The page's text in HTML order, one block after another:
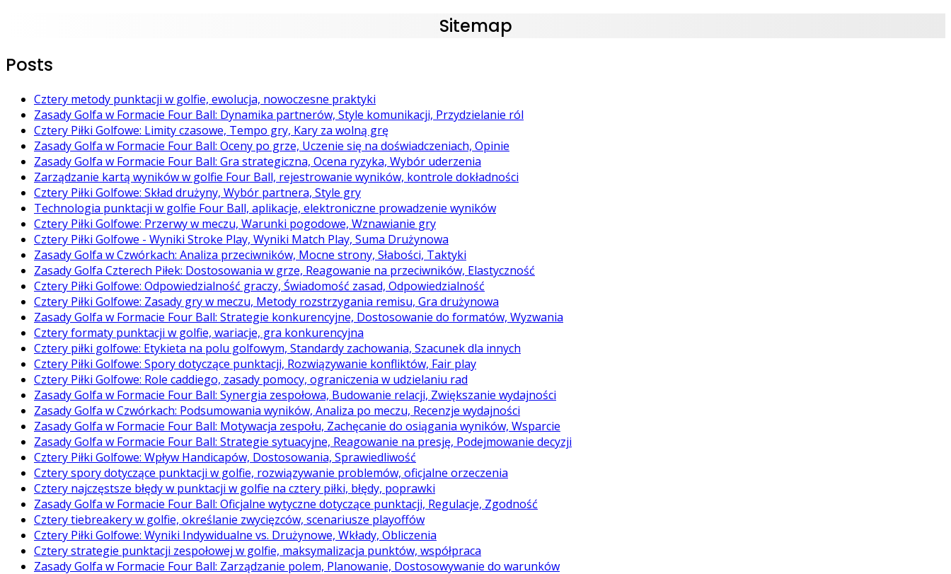
Sitemap
Posts
Cztery metody punktacji w golfie, ewolucja, nowoczesne praktyki
Zasady Golfa w Formacie Four Ball: Dynamika partnerów, Style komunikacji, Przydzielanie ról
Cztery Piłki Golfowe: Limity czasowe, Tempo gry, Kary za wolną grę
Zasady Golfa w Formacie Four Ball: Oceny po grze, Uczenie się na doświadczeniach, Opinie
Zasady Golfa w Formacie Four Ball: Gra strategiczna, Ocena ryzyka, Wybór uderzenia
Zarządzanie kartą wyników w golfie Four Ball, rejestrowanie wyników, kontrole dokładności
Cztery Piłki Golfowe: Skład drużyny, Wybór partnera, Style gry
Technologia punktacji w golfie Four Ball, aplikacje, elektroniczne prowadzenie wyników
Cztery Piłki Golfowe: Przerwy w meczu, Warunki pogodowe, Wznawianie gry
Cztery Piłki Golfowe - Wyniki Stroke Play, Wyniki Match Play, Suma Drużynowa
Zasady Golfa w Czwórkach: Analiza przeciwników, Mocne strony, Słabości, Taktyki
Zasady Golfa Czterech Piłek: Dostosowania w grze, Reagowanie na przeciwników, Elastyczność
Cztery Piłki Golfowe: Odpowiedzialność graczy, Świadomość zasad, Odpowiedzialność
Cztery Piłki Golfowe: Zasady gry w meczu, Metody rozstrzygania remisu, Gra drużynowa
Zasady Golfa w Formacie Four Ball: Strategie konkurencyjne, Dostosowanie do formatów, Wyzwania
Cztery formaty punktacji w golfie, wariacje, gra konkurencyjna
Cztery piłki golfowe: Etykieta na polu golfowym, Standardy zachowania, Szacunek dla innych
Cztery Piłki Golfowe: Spory dotyczące punktacji, Rozwiązywanie konfliktów, Fair play
Cztery Piłki Golfowe: Role caddiego, zasady pomocy, ograniczenia w udzielaniu rad
Zasady Golfa w Formacie Four Ball: Synergia zespołowa, Budowanie relacji, Zwiększanie wydajności
Zasady Golfa w Czwórkach: Podsumowania wyników, Analiza po meczu, Recenzje wydajności
Zasady Golfa w Formacie Four Ball: Motywacja zespołu, Zachęcanie do osiągania wyników, Wsparcie
Zasady Golfa w Formacie Four Ball: Strategie sytuacyjne, Reagowanie na presję, Podejmowanie decyzji
Cztery Piłki Golfowe: Wpływ Handicapów, Dostosowania, Sprawiedliwość
Cztery spory dotyczące punktacji w golfie, rozwiązywanie problemów, oficjalne orzeczenia
Cztery najczęstsze błędy w punktacji w golfie na cztery piłki, błędy, poprawki
Zasady Golfa w Formacie Four Ball: Oficjalne wytyczne dotyczące punktacji, Regulacje, Zgodność
Cztery tiebreakery w golfie, określanie zwycięzców, scenariusze playoffów
Cztery Piłki Golfowe: Wyniki Indywidualne vs. Drużynowe, Wkłady, Obliczenia
Cztery strategie punktacji zespołowej w golfie, maksymalizacja punktów, współpraca
Zasady Golfa w Formacie Four Ball: Zarządzanie polem, Planowanie, Dostosowywanie do warunków